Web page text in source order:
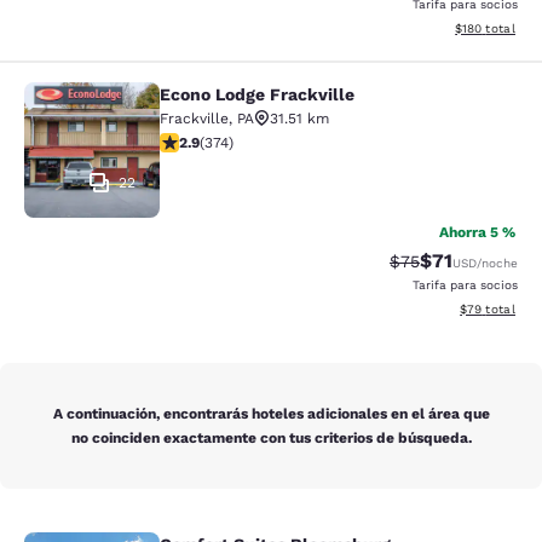
Tarifa para socios
Ver detalles
$180 total
Econo Lodge Frackville
22
Econo Lodge Frackville
Frackville, PA
31.51 km
calificación de 2.86 estrellas. Feria. 374 reseñas
2.9(374)
Ahorra 5 %
Precio tachado:
$75Precio con
$71USD/noche
Tarifa para socios
Ver detalles
$79 total
A continuación, encontrarás hoteles adicionales en el área que
no coinciden exactamente con tus criterios de búsqueda.